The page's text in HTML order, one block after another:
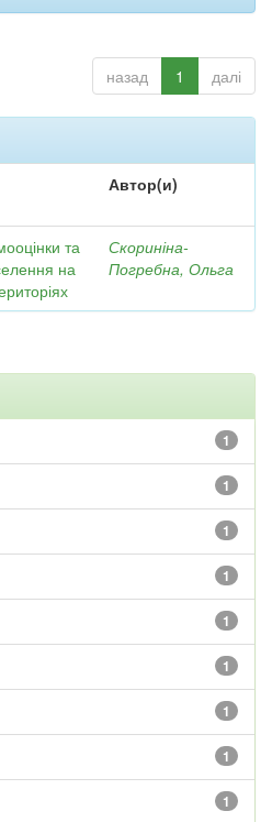
назад 1 далі
Автор(и)
та
на
Скориніна-
Погребна, Ольга
1
1
1
1
1
1
1
1
1